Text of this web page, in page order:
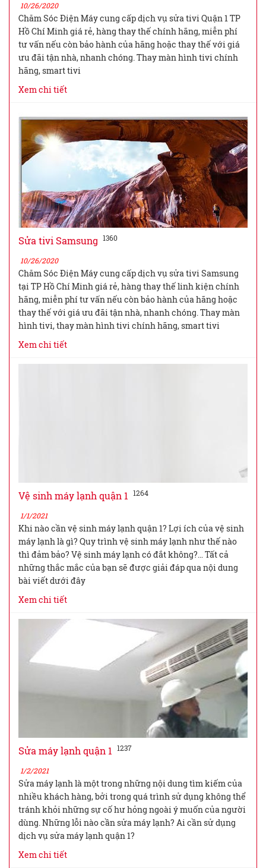
10/26/2020
Chăm Sóc Điện Máy cung cấp dịch vụ sửa tivi Quận 1 TP
Hồ Chí Minh giá rẻ, hàng thay thế chính hãng, miễn phí
tư vấn nếu còn bảo hành của hãng hoặc thay thế với giá
ưu đãi tận nhà, nhanh chóng. Thay màn hình tivi chính
hãng, smart tivi
Xem chi tiết
Sửa tivi Samsung 1360
10/26/2020
Chăm Sóc Điện Máy cung cấp dịch vụ sửa tivi Samsung
tại TP Hồ Chí Minh giá rẻ, hàng thay thế linh kiện chính
hãng, miễn phí tư vấn nếu còn bảo hành của hãng hoặc
thay thế với giá ưu đãi tận nhà, nhanh chóng. Thay màn
hình tivi, thay màn hình tivi chính hãng, smart tivi
Xem chi tiết
Vệ sinh máy lạnh quận 1 1264
1/1/2021
Khi nào cần vệ sinh máy lạnh quận 1? Lợi ích của vệ sinh
máy lạnh là gì? Quy trình vệ sinh máy lạnh như thế nào
thì đảm bảo? Vệ sinh máy lạnh có đắt không?… Tất cả
những thắc mắc của bạn sẽ được giải đáp qua nội dung
bài viết dưới đây
Xem chi tiết
Sửa máy lạnh quận 1 1237
1/2/2021
Sửa máy lạnh là một trong những nội dung tìm kiếm của
nhiều khách hàng, bởi trong quá trình sử dụng không thể
tránh khỏi những sự cố hư hỏng ngoài ý muốn của người
dùng. Những lỗi nào cần sửa máy lạnh? Ai cần sử dụng
dịch vụ sửa máy lạnh quận 1?
Xem chi tiết